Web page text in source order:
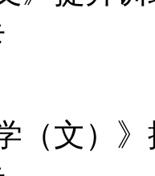
（文）